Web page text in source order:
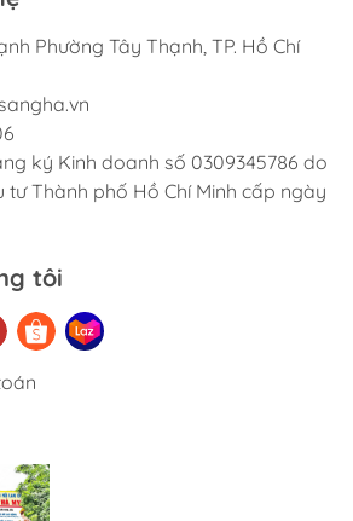
Phường Tây Thạnh, TP. Hồ Chí
ký Kinh doanh số 0309345786 do
Thành phố Hồ Chí Minh cấp ngày
tôi